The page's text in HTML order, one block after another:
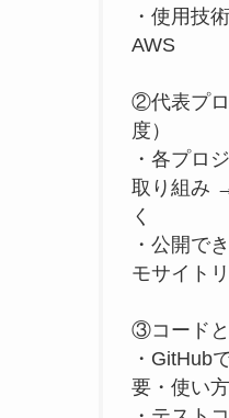
・使用技
AWS
②代表プ
度）
・各プロ
取り組み
く
・公開で
モサイト
③コード
・GitHub
要・使い